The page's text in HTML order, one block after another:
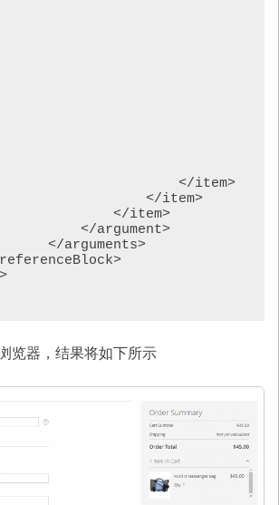
览器，结果将如下所示